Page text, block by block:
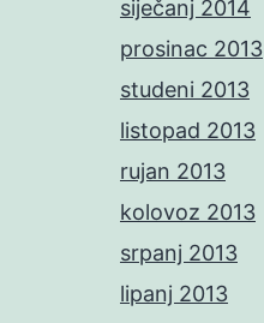
siječanj 2014
prosinac 2013
studeni 2013
listopad 2013
rujan 2013
kolovoz 2013
srpanj 2013
lipanj 2013